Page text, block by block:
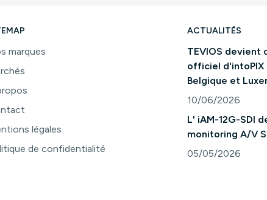
marques
légales
de confidentialité
ACTUALITÉS
TEVIOS devient
officiel d'intoPIX
Belgique et
10/06/2026
Consulter l'article
L' iAM-12G-SDI
monitoring A/V
05/05/2026